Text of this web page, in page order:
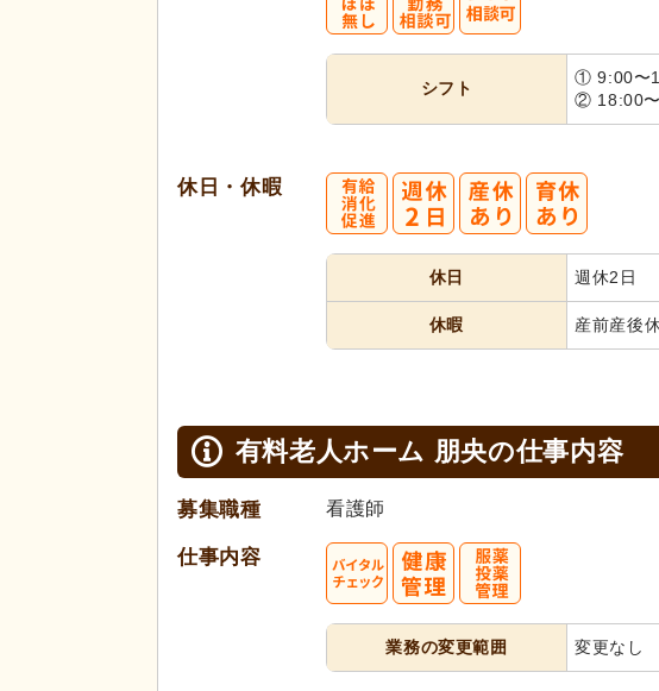
シフト
① 9:00〜
② 18:00〜
休日・休暇
休日 週休2日
休暇 産前産後
有料老人ホーム 朋央の仕事内容
募集職種 看護師
仕事内容
業務の変更範囲 変更なし